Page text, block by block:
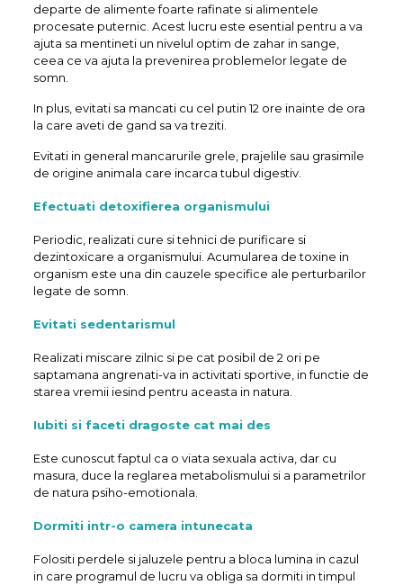
departe de alimente foarte rafinate si alimentele
procesate puternic. Acest lucru este esential pentru a va
ajuta sa mentineti un nivelul optim de zahar in sange,
ceea ce va ajuta la prevenirea problemelor legate de
somn.
In plus, evitati sa mancati cu cel putin 12 ore inainte de ora
la care aveti de gand sa va treziti.
Evitati in general mancarurile grele, prajelile sau grasimile
de origine animala care incarca tubul digestiv.
Efectuati detoxifierea organismului
Periodic, realizati cure si tehnici de purificare si
dezintoxicare a organismului. Acumularea de toxine in
organism este una din cauzele specifice ale perturbarilor
legate de somn.
Evitati sedentarismul
Realizati miscare zilnic si pe cat posibil de 2 ori pe
saptamana angrenati-va in activitati sportive, in functie de
starea vremii iesind pentru aceasta in natura.
Iubiti si faceti dragoste cat mai des
Este cunoscut faptul ca o viata sexuala activa, dar cu
masura, duce la reglarea metabolismului si a parametrilor
de natura psiho-emotionala.
Dormiti intr-o camera intunecata
Folositi perdele si jaluzele pentru a bloca lumina in cazul
in care programul de lucru va obliga sa dormiti in timpul